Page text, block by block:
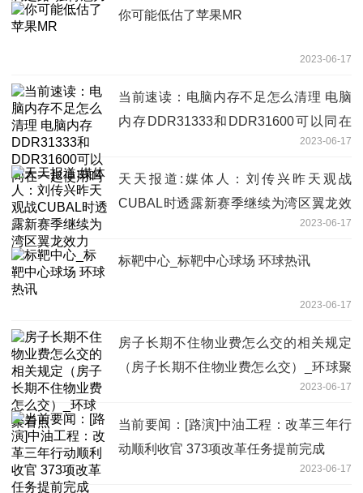
你可能低估了苹果MR
2023-06-17
当前速读：电脑内存不足怎么清理 电脑
内存DDR31333和DDR31600可以同在
2023-06-17
天天报道:媒体人：刘传兴昨天观战
CUBAL时透露新赛季继续为湾区翼龙效
2023-06-17
标靶中心_标靶中心球场 环球热讯
2023-06-17
房子长期不住物业费怎么交的相关规定
（房子长期不住物业费怎么交）_环球聚
2023-06-17
当前要闻：[路演]中油工程：改革三年行
动顺利收官 373项改革任务提前完成
2023-06-17